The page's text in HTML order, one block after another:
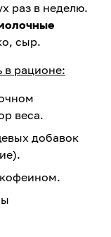
раз в неделю.
сыр.
в рационе:
веса.
добавок